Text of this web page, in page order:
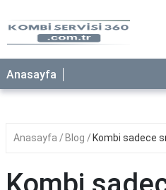
Anasayfa
Anasayfa Blog Kombi sadece